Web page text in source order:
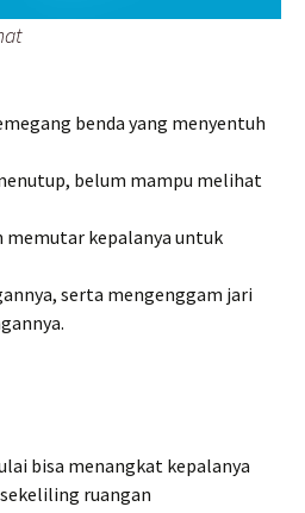
benda yang menyentuh
belum mampu melihat
memutar kepalanya untuk
serta mengenggam jari
bisa menangkat kepalanya
ruangan